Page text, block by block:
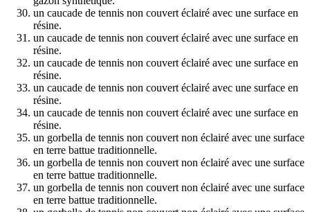
un caucade de tennis non couvert éclairé avec une surface en
résine.
un caucade de tennis non couvert éclairé avec une surface en
résine.
un caucade de tennis non couvert éclairé avec une surface en
résine.
un caucade de tennis non couvert éclairé avec une surface en
résine.
un caucade de tennis non couvert éclairé avec une surface en
résine.
un gorbella de tennis non couvert non éclairé avec une surface
en terre battue traditionnelle.
un gorbella de tennis non couvert non éclairé avec une surface
en terre battue traditionnelle.
un gorbella de tennis non couvert non éclairé avec une surface
en terre battue traditionnelle.